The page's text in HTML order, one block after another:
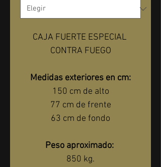
CAJA FUERTE ESPECIAL
CONTRA FUEGO
Medidas exteriores en cm:
150 cm de alto
77 cm de frente
63 cm de fondo
Peso aproximado:
850 kg.